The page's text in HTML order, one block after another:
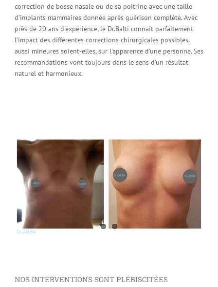
correction de bosse nasale ou de sa poitrine avec une taille
d’implants mammaires donnée après guérison complète. Avec
près de 20 ans d’expérience, le Dr.Balti connaît parfaitement
l’impact des différentes corrections chirurgicales possibles,
aussi mineures soient-elles, sur l’apparence d’une personne. Ses
recommandations vont toujours dans le sens d’un résultat
naturel et harmonieux.
NOS INTERVENTIONS SONT PLÉBISCITÉES